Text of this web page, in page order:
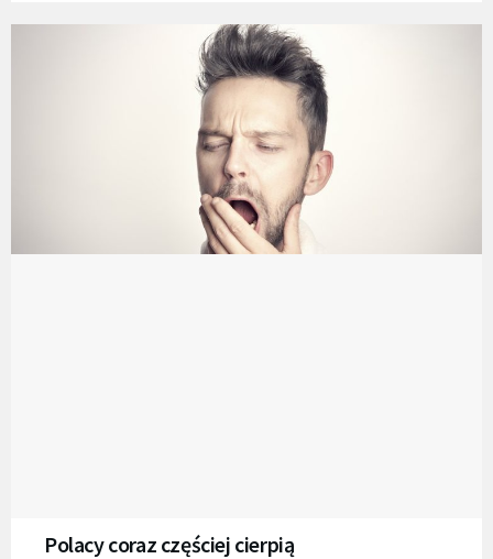
Polacy coraz częściej cierpią